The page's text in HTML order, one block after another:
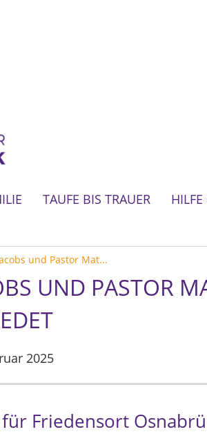
TAUFE BIS TRAUER
und Pastor Mat...
UND PASTOR
2025
Friedensort